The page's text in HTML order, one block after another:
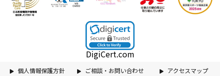
DigiCert.com
個人情報保護方針 ご相談・お問い合わせ アクセスマップ